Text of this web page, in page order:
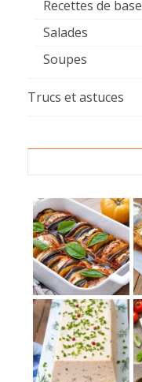
Recettes de base
Salades
Soupes
Trucs et astuces